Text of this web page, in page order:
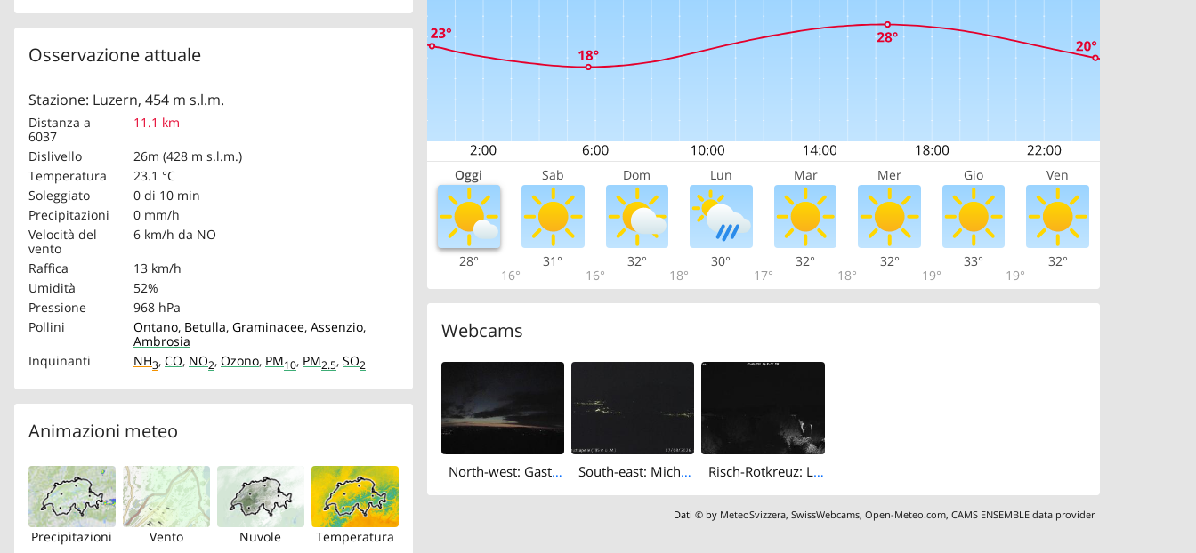
Osservazione attuale
Stazione: Luzern, 454 m s.l.m.
Distanza a
6037
11.1 km
Dislivello
26m (428 m s.l.m.)
Temperatura
23.1 °C
Soleggiato
0 di 10 min
Precipitazioni
0 mm/h
Velocità del
vento
6 km/h da NO
Raffica
13 km/h
Umidità
52%
Pressione
968 hPa
Pollini
Ontano, Betulla, Graminacee, Assenzio,
Ambrosia
Inquinanti
NH3, CO, NO2, Ozono, PM10, PM2.5, SO2
Animazioni meteo
Precipitazioni Vento Nuvole Temperatura
Oggi Sab Dom Lun Mar Mer Gio Ven
28°
16°
31°
16°
32°
18°
30°
17°
32°
18°
32°
19°
33°
19°
32°
Webcams
North-west: Gasthaus Michaelskreuz South-east: Michelskreuz Risch-Rotkreuz: Live Webcam Rotkreuz Richtung Süd-Ost
Dati © by MeteoSvizzera,SwissWebcams,Open-Meteo.com,CAMS ENSEMBLE data provider